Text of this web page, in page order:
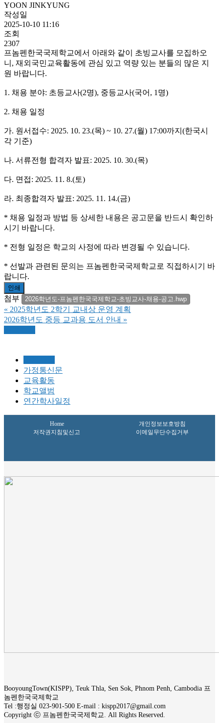
YOON JINKYUNG
작성일
2025-10-10 11:16
조회
2307
프놈펜한국국제학교에서 아래와 같이 초빙교사를 모집하오
니, 재외국민교육활동에 관심 있고 역량 있는 분들의 많은 지
원 바랍니다.
1. 채용 분야: 초등교사(2명), 중등교사(국어, 1명)
2. 채용 일정
가. 원서접수: 2025. 10. 23.(목) ~ 10. 27.(월) 17:00까지(한국시
각 기준)
나. 서류전형 합격자 발표: 2025. 10. 30.(목)
다. 면접: 2025. 11. 8.(토)
라. 최종합격자 발표: 2025. 11. 14.(금)
* 채용 일정과 방법 등 상세한 내용은 공고문을 반드시 확인하
시기 바랍니다.
* 전형 일정은 학교의 사정에 따라 변경될 수 있습니다.
* 선발과 관련된 문의는 프놈펜한국국제학교로 직접하시기 바
랍니다.
인쇄
첨부 2026학년도-프놈펜한국국제학교-초빙교사-채용-공고.hwp
« 2025학년도 2학기 교내상 운영 계획
2026학년도 중등 교과용 도서 안내 »
가정통신문
교육활동
학교앨범
연간학사일정
Home
개인정보보호방침
저작권지침및신고
이메일무단수집거부
BooyoungTown(KISPP), Teuk Thla, Sen Sok, Phnom Penh, Cambodia 프
놈펜한국국제학교
Tel :행정실 023-901-500 E-mail : kispp2017@gmail.com
Copyright ⓒ 프놈펜한국국제학교. All Rights Reserved.